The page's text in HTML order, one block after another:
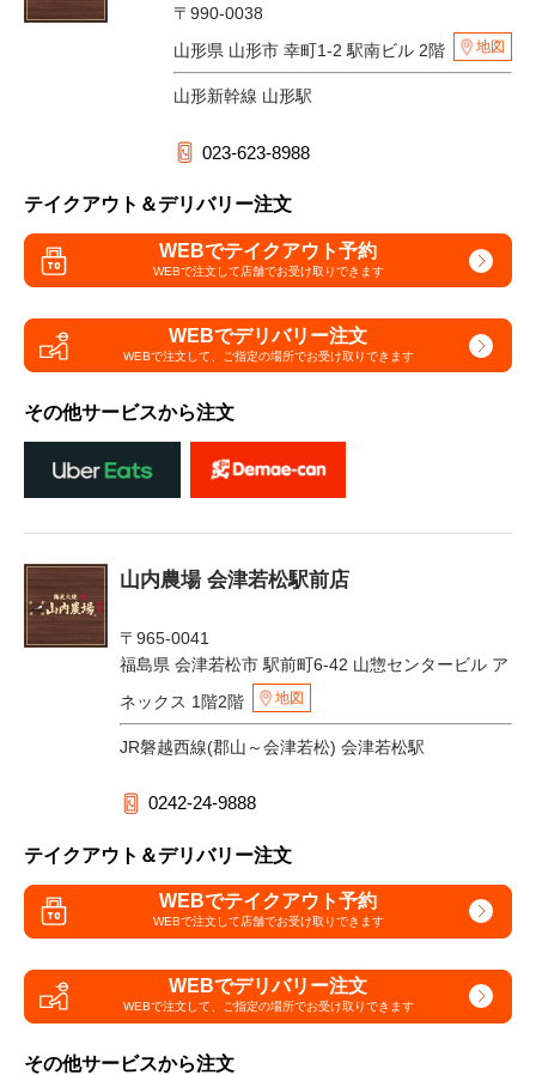
〒990-0038
山形県 山形市 幸町1-2 駅南ビル 2階
地図
山形新幹線 山形駅
023-623-8988
テイクアウト＆デリバリー注文
WEBでテイクアウト予約
WEBで注文して店舗でお受け取りできます
WEBでデリバリー注文
WEBで注文して、 ご指定の場所でお受け取りできます
その他サービスから注文
山内農場 会津若松駅前店
〒965-0041
福島県 会津若松市 駅前町6-42 山惣センタービル ア
ネックス 1階2階
地図
JR磐越西線(郡山～会津若松) 会津若松駅
0242-24-9888
テイクアウト＆デリバリー注文
WEBでテイクアウト予約
WEBで注文して店舗でお受け取りできます
WEBでデリバリー注文
WEBで注文して、 ご指定の場所でお受け取りできます
その他サービスから注文